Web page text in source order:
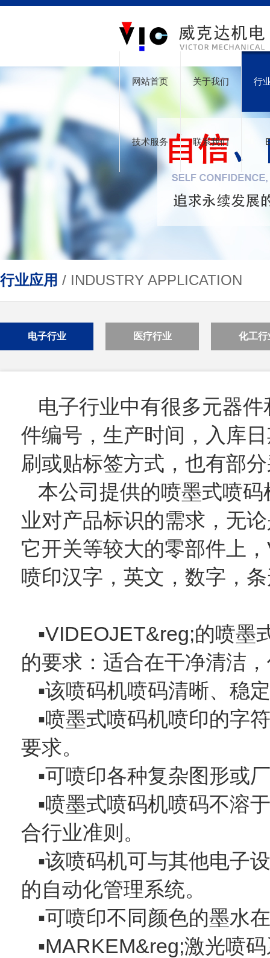
网站首页 关于我们 行
技术服务 联系我们
行业应用 / INDUSTRY APPLICATION
电子行业 医疗行业 化工行
电子行业中有很多元器
件编号，生产时间，入库
刷或贴标签方式，也有部
本公司提供的喷墨式喷
业对产品标识的需求，无
它开关等较大的零部件上
喷印汉字，英文，数字，
▪VIDEOJET&reg;的喷墨
的要求：适合在干净清洁
▪该喷码机喷码清晰、稳
▪喷墨式喷码机喷印的字
要求。
▪可喷印各种复杂图形或
▪喷墨式喷码机喷码不溶
合行业准则。
▪该喷码机可与其他电子
的自动化管理系统。
▪可喷印不同颜色的墨水
▪MARKEM&reg;激光喷